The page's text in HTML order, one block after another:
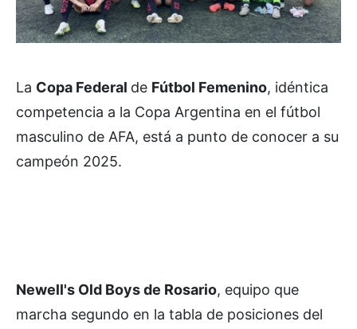
La Copa Federal de Fútbol Femenino, idéntica
competencia a la Copa Argentina en el fútbol
masculino de AFA, está a punto de conocer a su
campeón 2025.
Newell's Old Boys de Rosario, equipo que
marcha segundo en la tabla de posiciones del